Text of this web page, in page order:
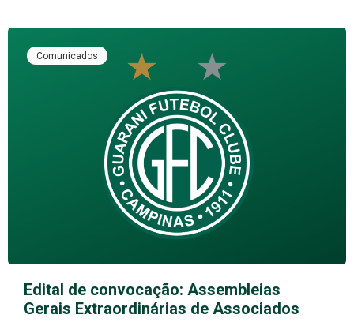
Comunicados
Edital de convocação: Assembleias
Gerais Extraordinárias de Associados